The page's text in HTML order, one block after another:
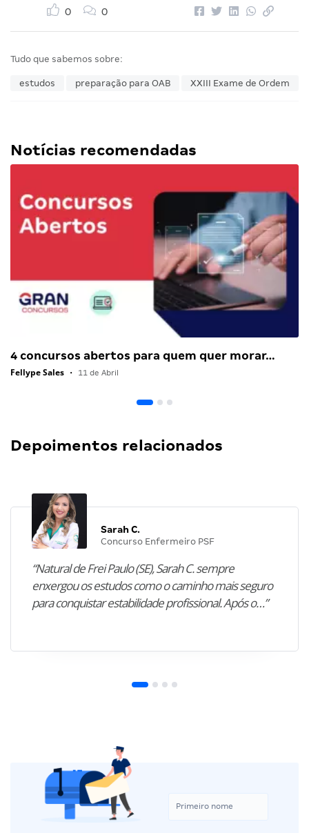
0 0
Tudo que sabemos sobre:
estudos preparação para OAB XXIII Exame de Ordem
Notícias recomendadas
4 concursos abertos para quem quer morar…
Fellype Sales • 11 de Abril
Depoimentos relacionados
Sarah C.
Concurso Enfermeiro PSF
“Natural de Frei Paulo (SE), Sarah C. sempre
enxergou os estudos como o caminho mais seguro
para conquistar estabilidade profissional. Após o…”